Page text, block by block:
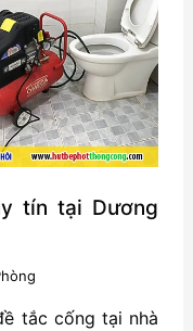
tín tại Dương
tắc cống tại nhà